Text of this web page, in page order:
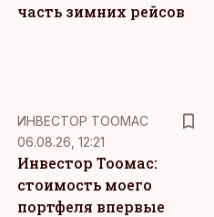
часть зимних рейсов
ИНВЕСТОР ТООМАС
06.08.26, 12:21
Инвестор Тоомас:
стоимость моего
портфеля впервые